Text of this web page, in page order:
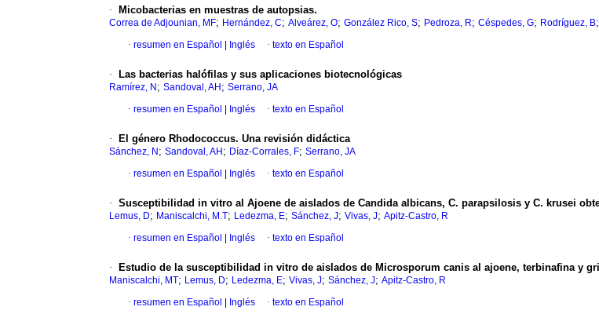
· Micobacterias en muestras de autopsias.
Correa de Adjounian, MF; Hernández, C; Alveárez, O; González Rico, S; Pedroza, R; Céspedes, G; Rodríguez, B;
· resumen en Español Inglés · texto en Español
· Las bacterias halófilas y sus aplicaciones biotecnológicas
Ramírez, N ; Sandoval, AH ; Serrano, JA
· resumen en Español Inglés · texto en Español
· El género Rhodococcus. Una revisión didáctica
Sánchez, N ; Sandoval, AH ; Díaz-Corrales, F; Serrano, JA
· resumen en Español Inglés · texto en Español
· Susceptibilidad in vitro al Ajoene de aislados de Candida albicans, C. parapsilosis y C. krusei
Lemus, D; Maniscalchi, M.T; Ledezma, E; Sánchez, J; Vivas, J; Apitz-Castro, R
· resumen en Español Inglés · texto en Español
· Estudio de la susceptibilidad in vitro de aislados de Microsporum canis al ajoene, terbinafina y
Maniscalchi, MT; Lemus, D; Ledezma, E; Vivas, J; Sánchez, J; Apitz-Castro, R
· resumen en Español Inglés · texto en Español